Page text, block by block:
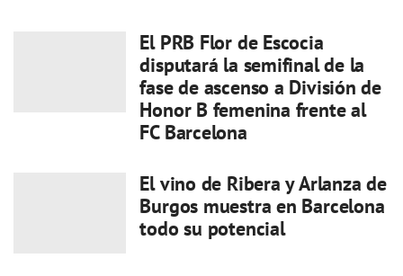
El PRB Flor de Escocia
disputará la semifinal de la
fase de ascenso a División de
Honor B femenina frente al
FC Barcelona
El vino de Ribera y Arlanza de
Burgos muestra en Barcelona
todo su potencial